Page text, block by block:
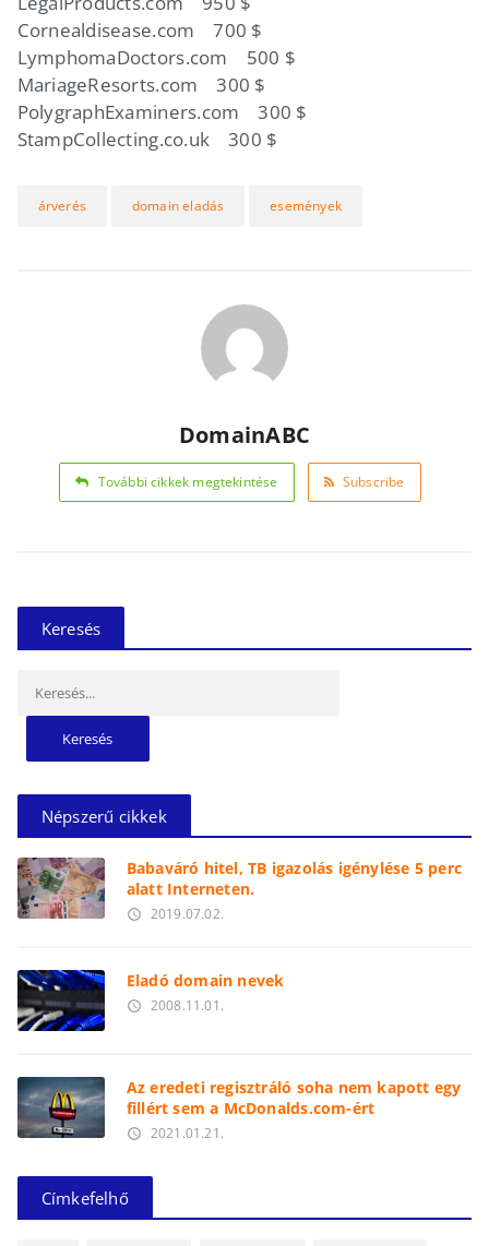
Cornealdisease.com 700 $
LymphomaDoctors.com 500 $
MariageResorts.com 300 $
PolygraphExaminers.com 300 $
StampCollecting.co.uk 300 $
árverés domain eladás események
DomainABC
További cikkek megtekintése Subscribe
Keresés
Népszerű cikkek
Babaváró hitel, TB igazolás igénylése 5 perc
alatt Interneten.
access_time 2019.07.02.
Eladó domain nevek
access_time 2008.11.01.
Az eredeti regisztráló soha nem kapott egy
fillért sem a McDonalds.com-ért
access_time 2021.01.21.
Címkefelhő